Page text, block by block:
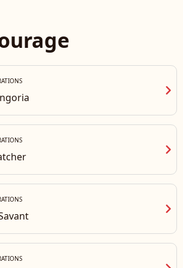
chevron_right
chevron_right
chevron_right